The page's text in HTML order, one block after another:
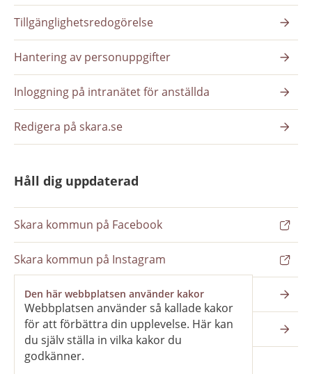
Den här webbplatsen använder kakor
Webbplatsen använder så kallade kakor
för att förbättra din upplevelse. Här kan
du själv ställa in vilka kakor du
godkänner.
Tillgänglighetsredogörelse
Hantering av personuppgifter
Inloggning på intranätet för anställda
Redigera på skara.se
Håll dig uppdaterad
Skara kommun på Facebook
Skara kommun på Instagram
Nyhetsbrev
Pressrum